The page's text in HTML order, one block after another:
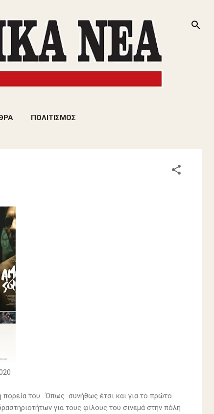
ΠΟΛΙΤΙΣΜΟΣ
πορεία του. Όπως συνήθως έτσι και για το πρώτο
για τους φίλους του σινεμά στην πόλη